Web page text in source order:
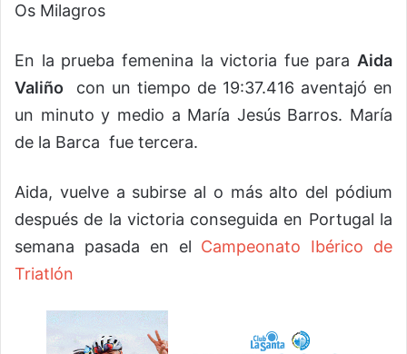
Os Milagros
En la prueba femenina la victoria fue para Aida
Valiño con un tiempo de 19:37.416 aventajó en
un minuto y medio a María Jesús Barros. María
de la Barca fue tercera.
Aida, vuelve a subirse al o más alto del pódium
después de la victoria conseguida en Portugal la
semana pasada en el Campeonato Ibérico de
Triatlón